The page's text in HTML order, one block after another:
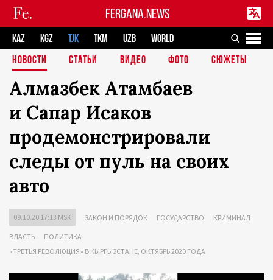
FERGANA.NEWS
KAZ KGZ TJK TKM UZB
WORLD
НОВОСТИ
СТАТЬИ ВИДЕО ФОТО СЮЖЕТЫ
Алмазбек Атамбаев
и Сапар Исаков
продемонстрировали
следы от пуль на своих
авто
09.10.20 17:13 MSK ЗАКОН И ПОРЯДОК ГОСУДАРСТВО КРИМИНАЛ
ВЛАСТЬ
ПОЛИТИКА
«ТРЕТЬЯ РЕВОЛЮЦИЯ» В КЫРГЫЗСТАНЕ, ОКТЯБРЬ 2020 ГОДА